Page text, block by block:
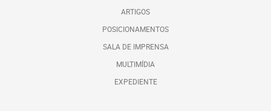
ARTIGOS
POSICIONAMENTOS
SALA DE IMPRENSA
MULTIMÍDIA
EXPEDIENTE